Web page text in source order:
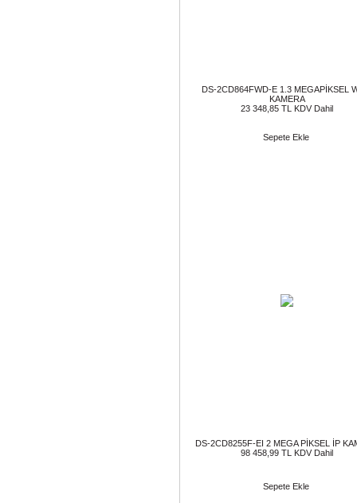
DS-2CD864FWD-E 1.3 MEGAPİKSEL
KAMERA
23 348,85 TL KDV Dahil
Sepete Ekle
DS-2CD8255F-EI 2 MEGA PİKSEL İP
98 458,99 TL KDV Dahil
Sepete Ekle